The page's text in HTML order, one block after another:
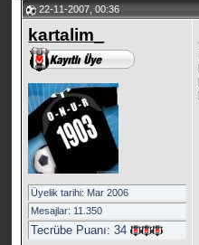
22-11-2007, 00:36
kartalim_
Üyelik tarihi: Mar 2006
Mesajlar: 11.350
Tecrübe Puanı:34